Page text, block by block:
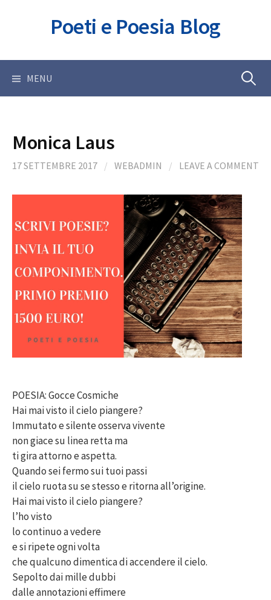
Poeti e Poesia Blog
MENU Ricerca
Monica Laus
17 SETTEMBRE 2017 / WEBADMIN / LEAVE A COMMENT
POESIA: Gocce Cosmiche
Hai mai visto il cielo piangere?
Immutato e silente osserva vivente
non giace su linea retta ma
ti gira attorno e aspetta.
Quando sei fermo sui tuoi passi
il cielo ruota su se stesso e ritorna all’origine.
Hai mai visto il cielo piangere?
l’ho visto
lo continuo a vedere
e si ripete ogni volta
che qualcuno dimentica di accendere il cielo.
Sepolto dai mille dubbi
dalle annotazioni effimere